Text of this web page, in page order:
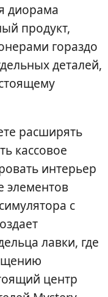
диорама
продукт,
гораздо
деталей,
расширять
кассовое
интерьер
элементов
с
лавки, где
центр